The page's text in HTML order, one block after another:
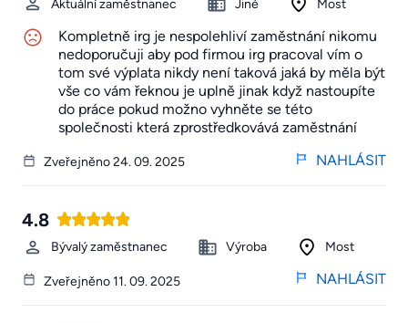
Aktuální zaměstnanec Jiné Most
Kompletně irg je nespolehliví zaměstnání nikomu
nedoporučuji aby pod firmou irg pracoval vím o
tom své výplata nikdy není taková jaká by měla být
vše co vám řeknou je uplně jinak když nastoupíte
do práce pokud možno vyhněte se této
společnosti která zprostředkovává zaměstnání
Zveřejněno 24. 09. 2025 NAHLÁSIT
4.8
Bývalý zaměstnanec Výroba Most
Zveřejněno 11. 09. 2025 NAHLÁSIT